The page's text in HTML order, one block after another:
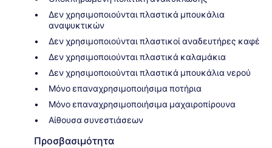
Δεν χρησιμοποιούνται πλαστικά μπουκάλια
αναψυκτικών
Δεν χρησιμοποιούνται πλαστικοί αναδευτήρες καφέ
Δεν χρησιμοποιούνται πλαστικά καλαμάκια
Δεν χρησιμοποιούνται πλαστικά μπουκάλια νερού
Μόνο επαναχρησιμοποιήσιμα ποτήρια
Μόνο επαναχρησιμοποιήσιμα μαχαιροπίρουνα
Αίθουσα συνεστιάσεων
Προσβασιμότητα